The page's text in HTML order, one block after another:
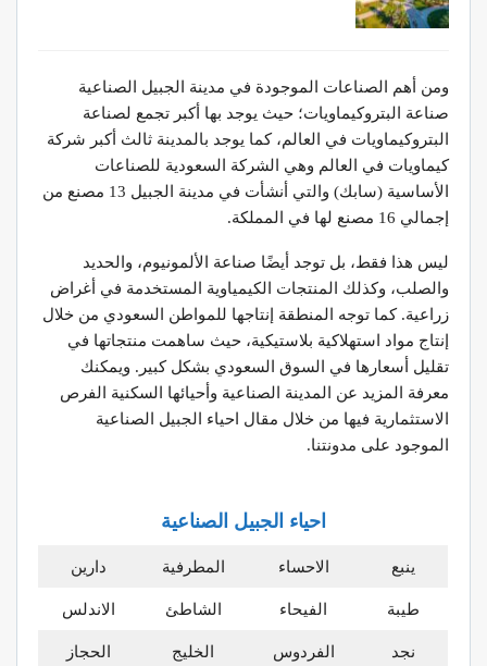
ومن أهم الصناعات الموجودة في مدينة الجبيل الصناعية
صناعة البتروكيماويات؛ حيث يوجد بها أكبر تجمع لصناعة
البتروكيماويات في العالم، كما يوجد بالمدينة ثالث أكبر شركة
كيماويات في العالم وهي الشركة السعودية للصناعات
الأساسية (سابك) والتي أنشأت في مدينة الجبيل 13 مصنع من
إجمالي 16 مصنع لها في المملكة.
ليس هذا فقط، بل توجد أيضًا صناعة الألمونيوم، والحديد
والصلب، وكذلك المنتجات الكيمياوية المستخدمة في أغراض
زراعية. كما توجه المنطقة إنتاجها للمواطن السعودي من خلال
إنتاج مواد استهلاكية بلاستيكية، حيث ساهمت منتجاتها في
تقليل أسعارها في السوق السعودي بشكل كبير. ويمكنك
معرفة المزيد عن المدينة الصناعية وأحيائها السكنية الفرص
الاستثمارية فيها من خلال مقال احياء الجبيل الصناعية
الموجود على مدونتنا.
احياء الجبيل الصناعية
ينبع الاحساء المطرفية دارين
طيبة الفيحاء الشاطئ الاندلس
نجد الفردوس الخليج الحجاز